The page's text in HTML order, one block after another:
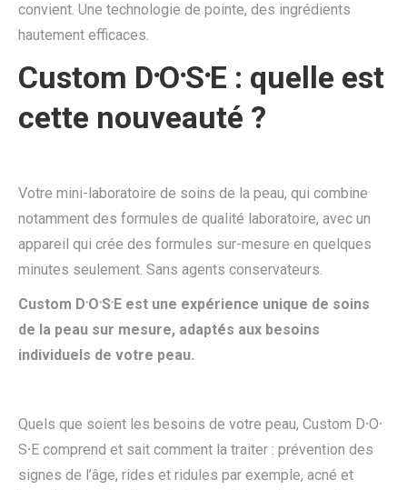
convient. Une technologie de pointe, des ingrédients
hautement efficaces.
Custom D⸱O⸱S⸱E : quelle est
cette nouveauté ?
Votre mini-laboratoire de soins de la peau, qui combine
notamment des formules de qualité laboratoire, avec un
appareil qui crée des formules sur-mesure en quelques
minutes seulement. Sans agents conservateurs.
Custom D⸱O⸱S⸱E est une expérience unique de soins
de la peau sur mesure, adaptés aux besoins
individuels de votre peau​.
Quels que soient les besoins de votre peau, Custom D⸱O⸱
S⸱E comprend et sait comment la traiter : prévention des
signes de l’âge, rides et ridules par exemple, acné et